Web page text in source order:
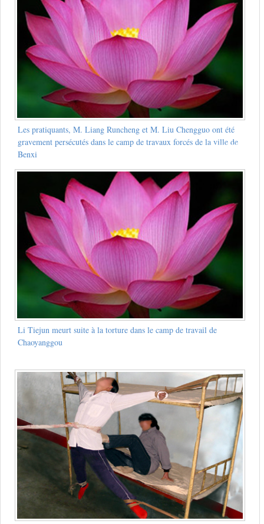
Les pratiquants, M. Liang Runcheng et M. Liu Chengguo ont été
gravement persécutés dans le camp de travaux forcés de la ville de
Benxi
Li Tiejun meurt suite à la torture dans le camp de travail de
Chaoyanggou